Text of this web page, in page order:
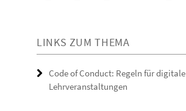
LINKS ZUM THEMA
Code of Conduct: Regeln für digitale
Lehrveranstaltungen